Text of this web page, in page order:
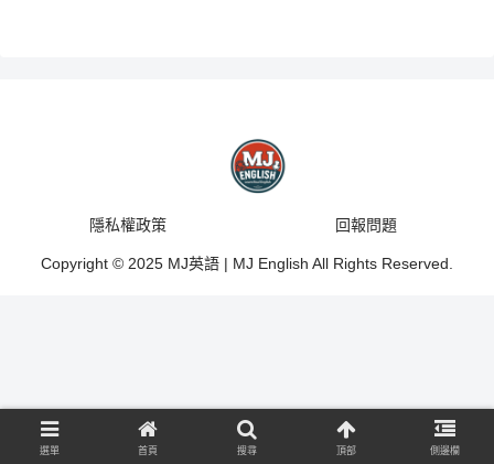
隱私權政策 回報問題
Copyright © 2025 MJ英語 | MJ English All Rights Reserved.
選單 首頁 搜尋 頂部 側邊欄